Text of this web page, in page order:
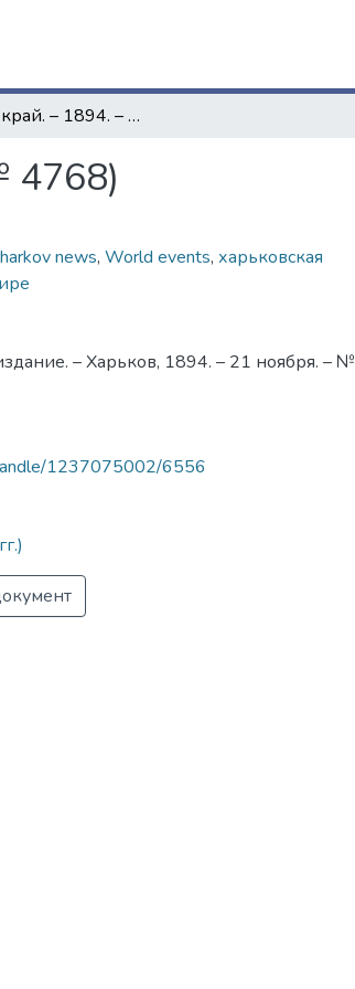
Южный край. – 1894. – 21 ноября (№ 4768)
4768)
news, World events, харьковская
– Харьков, 1894. – 21 ноября. – №
1237075002/6556